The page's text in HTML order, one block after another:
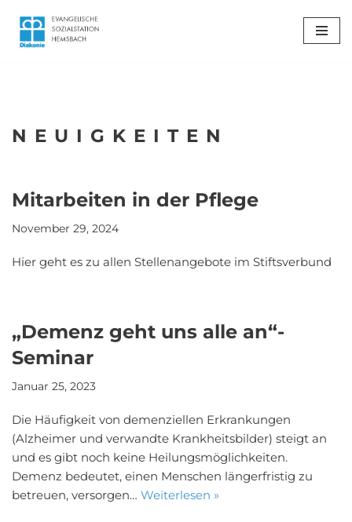
Zum
NEUIGKEITEN
Mitarbeiten in der Pflege
November 29, 2024
Hier geht es zu allen Stellenangebote im Stiftsverbund
„Demenz geht uns alle an“-
Seminar
Januar 25, 2023
Die Häufigkeit von demenziellen Erkrankungen
(Alzheimer und verwandte Krankheitsbilder) steigt an
und es gibt noch keine Heilungsmöglichkeiten.
Demenz bedeutet, einen Menschen längerfristig zu
betreuen, versorgen… Weiterlesen »